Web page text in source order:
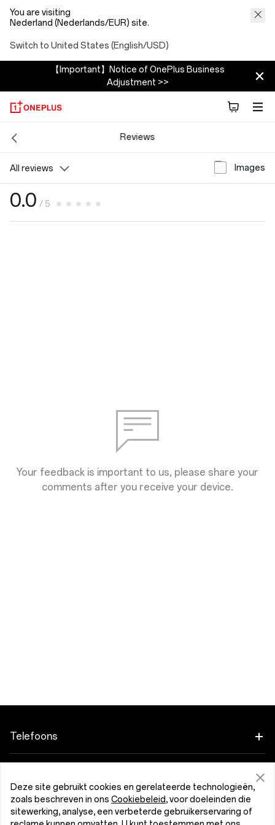
You are visiting
Nederland (Nederlands/EUR) site.
Switch to United States (English/USD)
【Important】Notice of OnePlus Business
Adjustment >>
All reviews Images
Reviews
0.0 / 5
Your feedback is important to us, please share your
comments after you receive your device.
Telefoons
OnePlus 15R
Tablet
Programma's
Deze site gebruikt cookies en gerelateerde technologieën,
zoals beschreven in ons Cookiebeleid, voor doeleinden die
sitewerking, analyse, een verbeterde gebruikerservaring of